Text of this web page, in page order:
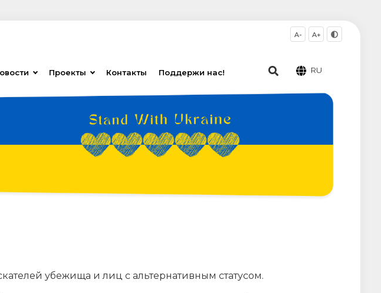
Проекты Контакты Поддержи нас!
A- A+
RU
убежища и лиц с альтернативным статусом.